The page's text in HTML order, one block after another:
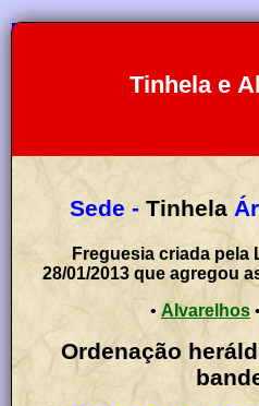
Tinhela e
Sede - Tinhela
Freguesia criada pela
28/01/2013 que agregou
• Alvarelhos •
Ordenação